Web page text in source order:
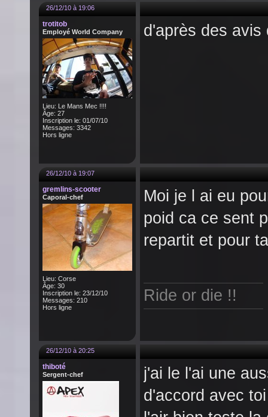
26/12/10 à 19:06
trotitob
Employé World Company
Lieu: Le Mans Mec !!!!
Âge: 27
Inscription le: 01/07/10
Messages: 3342
Hors ligne
d'après des avis
26/12/10 à 19:07
gremlins-scooter
Caporal-chef
Lieu: Corse
Âge: 30
Inscription le: 23/12/10
Messages: 210
Hors ligne
Moi je l ai eu
poid ca ce sent
repartit et pour
Ride or die !!
26/12/10 à 20:25
thiboté
Sergent-chef
j'ai le l'ai une
d'accord avec